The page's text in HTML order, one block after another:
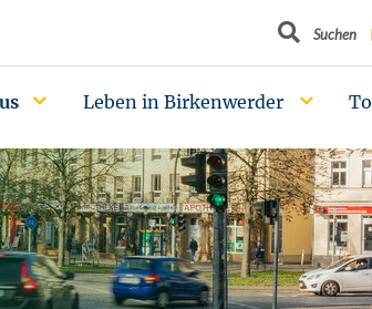
Suchbegriff
Suchen
Leben in Birkenwerder